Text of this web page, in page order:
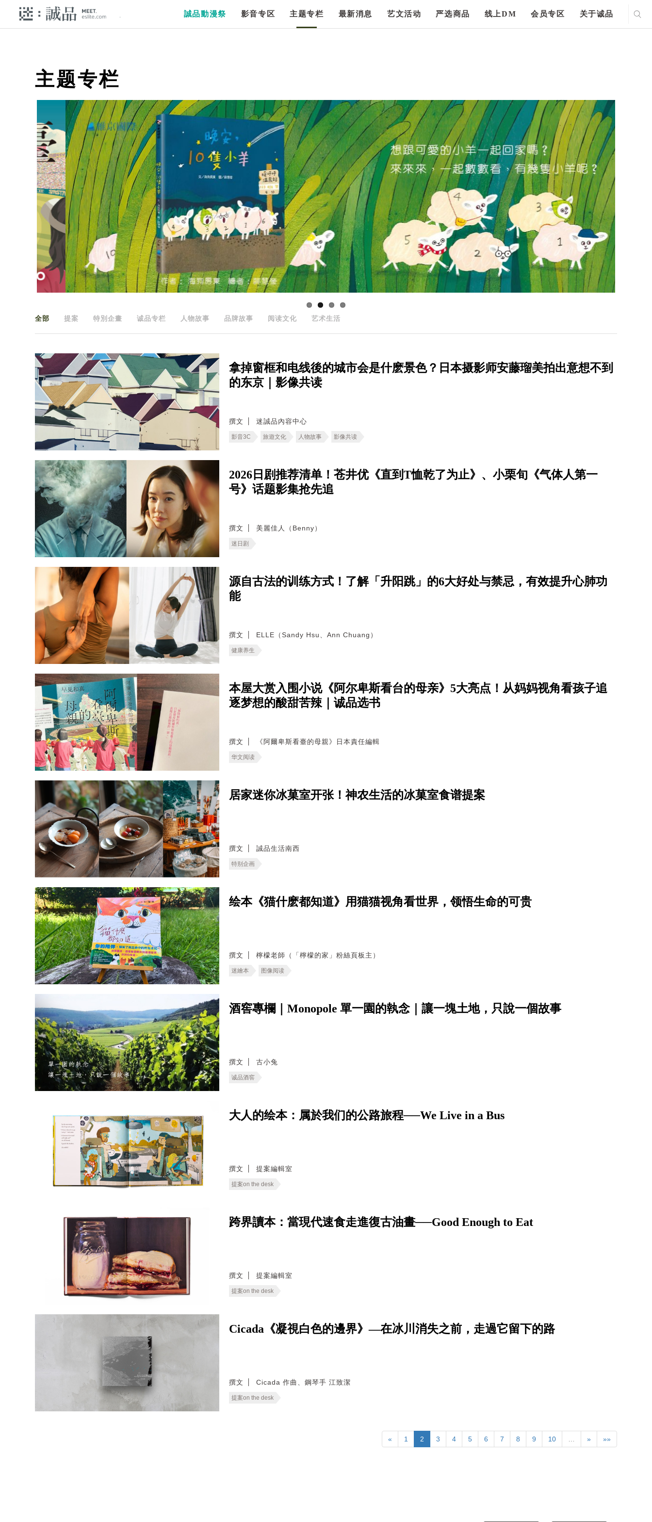
誠品動漫祭 影音专区 主题专栏 最新消息 艺文活动 严选商品 线上DM 会员专区 关于诚品
主题专栏
全部 提案 特別企畫 诚品专栏 人物故事 品牌故事 阅读文化 艺术生活
拿掉窗框和电线後的城市会是什麽景色？日本摄影师安藤瑠美拍出意想不到
的东京｜影像共读
撰文 迷誠品內容中心
影音3C 旅遊文化 人物故事 影像共读
2026日剧推荐清单！苍井优《直到T恤乾了为止》、小栗旬《气体人第一
号》话题影集抢先追
撰文 美麗佳人（Benny）
迷日剧
源自古法的训练方式！了解「升阳跳」的6大好处与禁忌，有效提升心肺功
能
撰文 ELLE（Sandy Hsu、Ann Chuang）
健康养生
本屋大赏入围小说《阿尔卑斯看台的母亲》5大亮点！从妈妈视角看孩子追
逐梦想的酸甜苦辣｜诚品选书
撰文 《阿爾卑斯看臺的母親》日本責任編輯
华文阅读
居家迷你冰菓室开张！神农生活的冰菓室食谱提案
撰文 誠品生活南西
特别企画
绘本《猫什麽都知道》用猫猫视角看世界，领悟生命的可贵
撰文 檸檬老師（「檸檬的家」粉絲頁板主）
迷繪本 图像阅读
酒窖專欄｜Monopole 單一園的執念｜讓一塊土地，只說一個故事
撰文 古小兔
诚品酒窖
大人的绘本：属於我们的公路旅程──We Live in a Bus
撰文 提案編輯室
提案on the desk
跨界讀本：當現代速食走進復古油畫──Good Enough to Eat
撰文 提案編輯室
提案on the desk
Cicada《凝視白色的邊界》—在冰川消失之前，走過它留下的路
撰文 Cicada 作曲、鋼琴手 江致潔
提案on the desk
« 1 2 3 4 5 6 7 8 9 10 … » »»